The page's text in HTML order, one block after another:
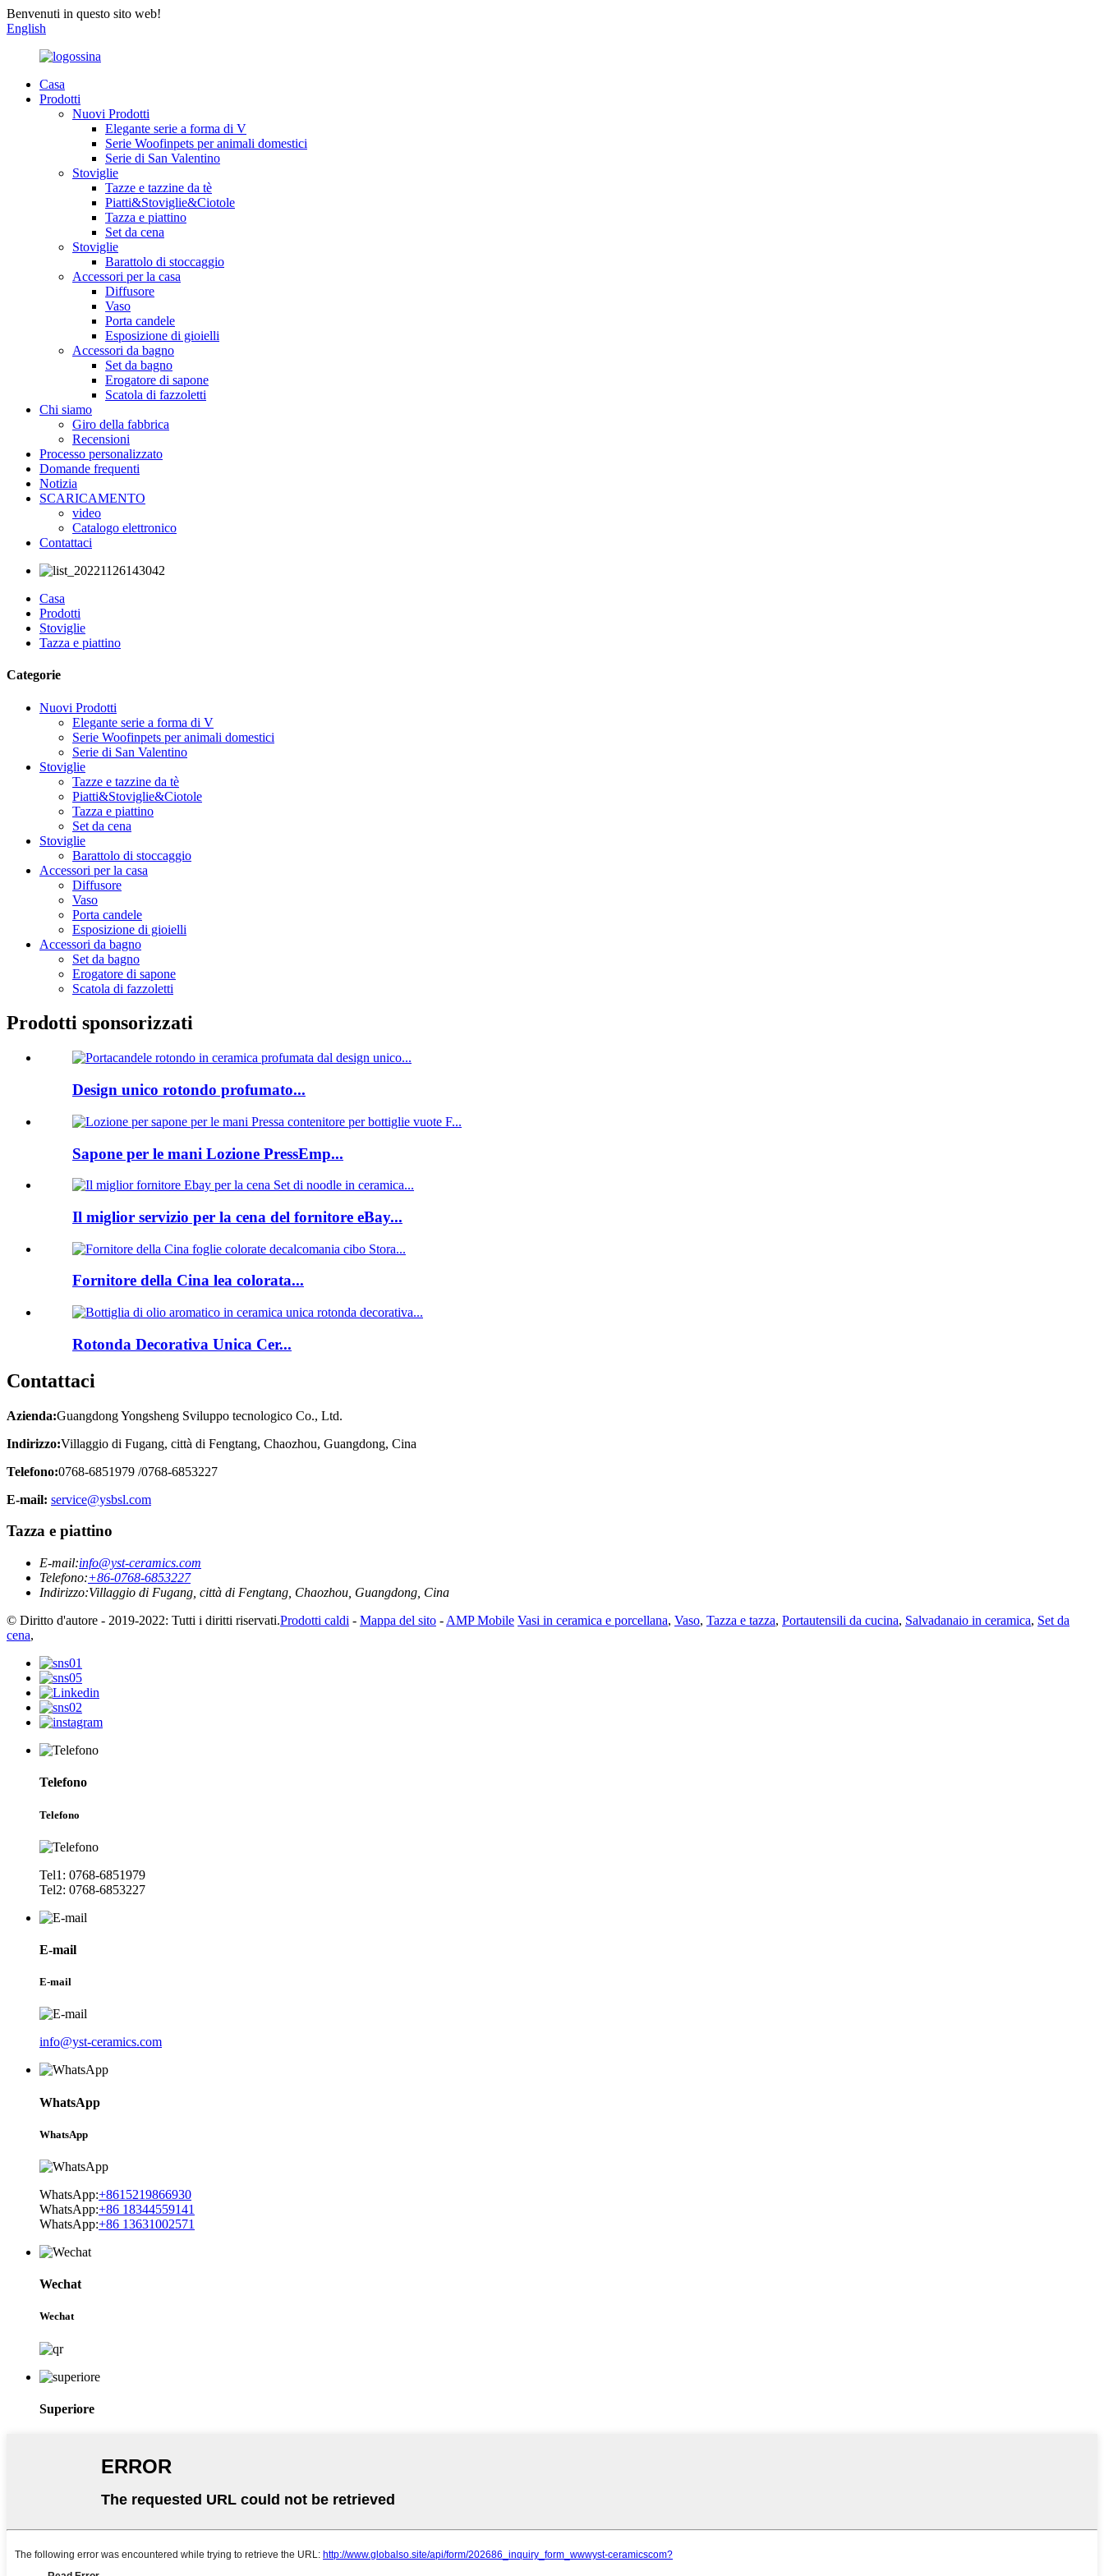
Benvenuti in questo sito web!
English
Casa
Prodotti
Nuovi Prodotti
Elegante serie a forma di V
Serie Woofinpets per animali domestici
Serie di San Valentino
Stoviglie
Tazze e tazzine da tè
Piatti&Stoviglie&Ciotole
Tazza e piattino
Set da cena
Stoviglie
Barattolo di stoccaggio
Accessori per la casa
Diffusore
Vaso
Porta candele
Esposizione di gioielli
Accessori da bagno
Set da bagno
Erogatore di sapone
Scatola di fazzoletti
Chi siamo
Giro della fabbrica
Recensioni
Processo personalizzato
Domande frequenti
Notizia
SCARICAMENTO
video
Catalogo elettronico
Contattaci
Casa
Prodotti
Stoviglie
Tazza e piattino
Categorie
Nuovi Prodotti
Elegante serie a forma di V
Serie Woofinpets per animali domestici
Serie di San Valentino
Stoviglie
Tazze e tazzine da tè
Piatti&Stoviglie&Ciotole
Tazza e piattino
Set da cena
Stoviglie
Barattolo di stoccaggio
Accessori per la casa
Diffusore
Vaso
Porta candele
Esposizione di gioielli
Accessori da bagno
Set da bagno
Erogatore di sapone
Scatola di fazzoletti
Prodotti sponsorizzati
Design unico rotondo profumato...
Sapone per le mani Lozione PressEmp...
Il miglior servizio per la cena del fornitore eBay...
Fornitore della Cina lea colorata...
Rotonda Decorativa Unica Cer...
Contattaci
Azienda:Guangdong Yongsheng Sviluppo tecnologico Co., Ltd.
Indirizzo:Villaggio di Fugang, città di Fengtang, Chaozhou, Guangdong, Cina
Telefono:0768-6851979 /0768-6853227
E-mail: service@ysbsl.com
Tazza e piattino
E-mail:info@yst-ceramics.com
Telefono:+86-0768-6853227
Indirizzo:Villaggio di Fugang, città di Fengtang, Chaozhou, Guangdong, Cina
© Diritto d'autore - 2019-2022: Tutti i diritti riservati.Prodotti caldi - Mappa del sito - AMP Mobile Vasi in ceramica e porcellana, Vaso, Tazza e tazza, Portautensili da cucina, Salvadanaio in ceramica, Set da
cena,
Telefono
Telefono
Tel1: 0768-6851979
Tel2: 0768-6853227
E-mail
E-mail
info@yst-ceramics.com
WhatsApp
WhatsApp
WhatsApp:+8615219866930
WhatsApp:+86 18344559141
WhatsApp:+86 13631002571
Wechat
Wechat
Superiore